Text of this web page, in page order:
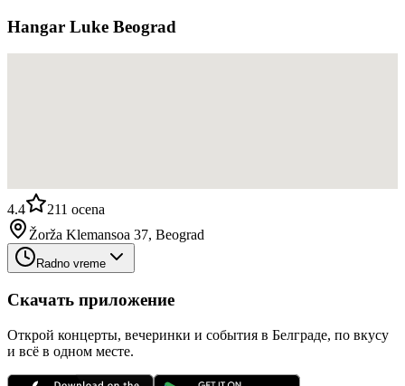
Hangar Luke Beograd
4.4 211 ocena
Žorža Klemansoa 37, Beograd
Radno vreme
Скачать приложение
Открой концерты, вечеринки и события в Белграде, по вкусу
и всё в одном месте.